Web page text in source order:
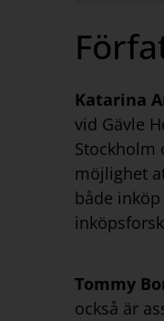
Katarina
vid Gävle
Stockholm
möjlighet
både
Tommy
också är